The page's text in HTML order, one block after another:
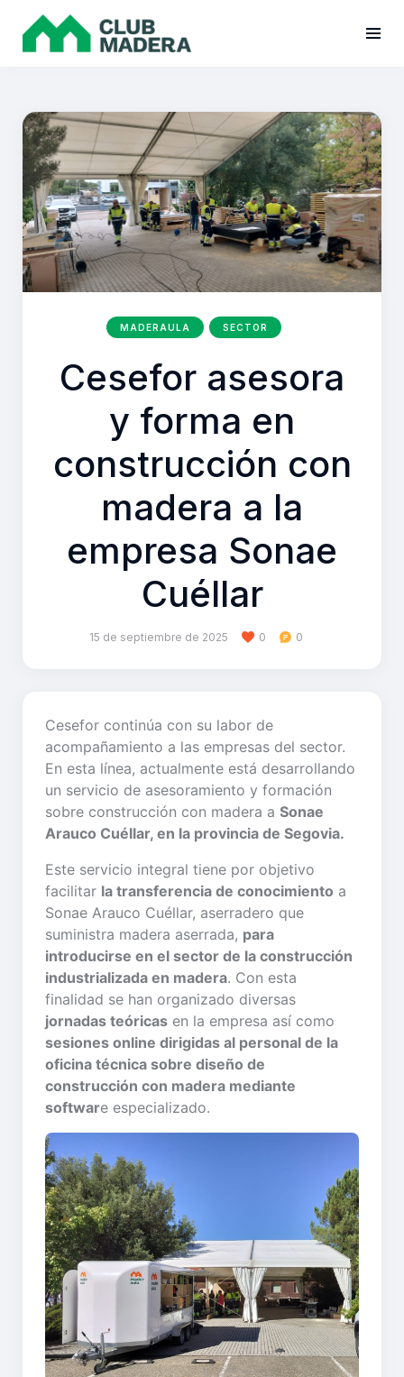
MADERAULA SECTOR
Cesefor asesora
y forma en
construcción con
madera a la
empresa Sonae
Cuéllar
15 de septiembre de 2025 0 0
Cesefor continúa con su labor de
acompañamiento a las empresas del sector.
En esta línea, actualmente está desarrollando
un servicio de asesoramiento y formación
sobre construcción con madera a Sonae
Arauco Cuéllar, en la provincia de Segovia.
Este servicio integral tiene por objetivo
facilitar la transferencia de conocimiento a
Sonae Arauco Cuéllar, aserradero que
suministra madera aserrada, para
introducirse en el sector de la construcción
industrializada en madera. Con esta
finalidad se han organizado diversas
jornadas teóricas en la empresa así como
sesiones online dirigidas al personal de la
oficina técnica sobre diseño de
construcción con madera mediante
software especializado.